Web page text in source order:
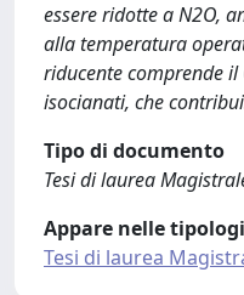
essere ridotte a N2O,
alla temperatura
riducente comprende
isocianati, che
Tipo di documento
Tesi di laurea
Appare nelle
Tesi di laurea